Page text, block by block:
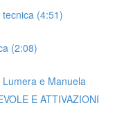
(4:51)
(2:08)
e Manuela
E ATTIVAZIONI